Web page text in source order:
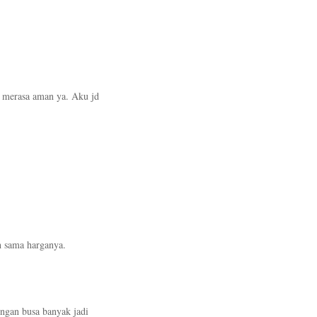
aman ya. Aku jd
harganya.
busa banyak jadi